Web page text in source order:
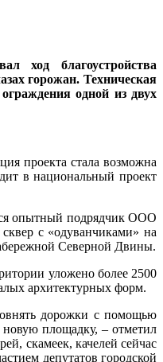
ход благоустройства
горожан. Техническая
одной из двух
проекта стала возможна
в национальный проект
опытный подрядчик ООО
с «одуванчиками» на
Северной Двины.
уложено более 2500
архитектурных форм.
дорожки с помощью
площадку, – отметил
скамеек, качелей сейчас
депутатов городской